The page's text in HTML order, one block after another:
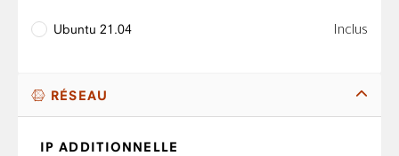
Ubuntu 21.04 Inclus
RÉSEAU
IP ADDITIONNELLE